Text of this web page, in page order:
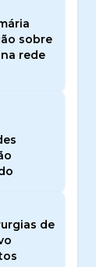
sobre
rede
de